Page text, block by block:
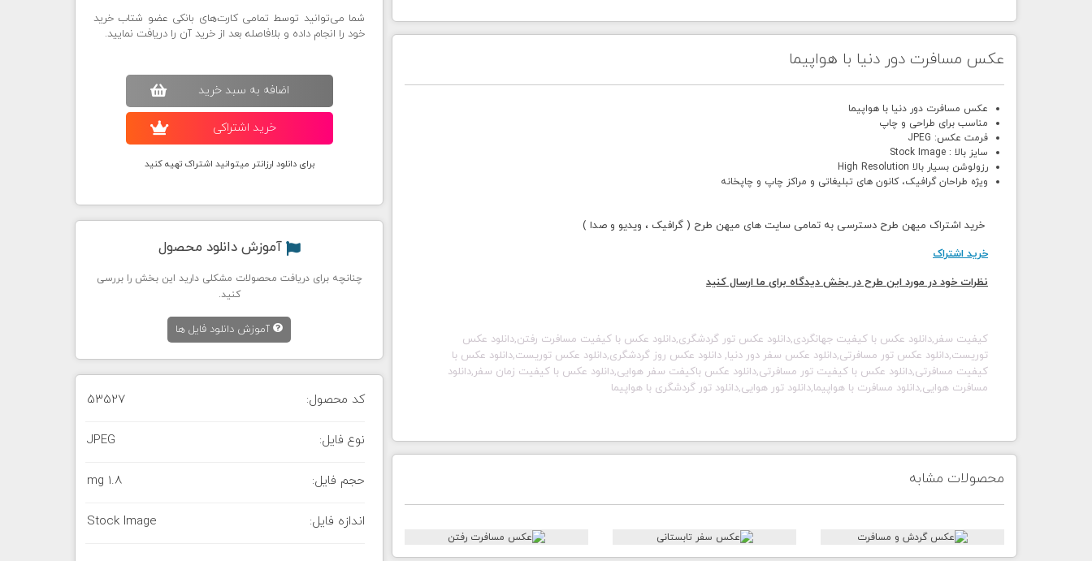
عکس مسافرت دور دنیا با هواپیما
عکس مسافرت دور دنیا با هواپیما
مناسب برای طراحی و چاپ
فرمت عکس: JPEG
سایز بالا : Stock Image
رزولوشن بسیار بالا High Resolution
ویژه طراحان گرافیک، کانون های تبلیغاتی و مراکز چاپ و چاپخانه
خرید اشتراک میهن طرح دسترسی به تمامی سایت های میهن طرح ( گرافیک ، ویدیو و صدا )
خرید اشتراک
نظرات خود در مورد این طرح در بخش دیدگاه برای ما ارسال کنید
کیفیت سفر,دانلود عکس با کیفیت جهانگردی,دانلود عکس تور گردشگری,دانلود عکس با کیفیت مسافرت رفتن,دانلود عکس
توریست,دانلود عکس تور مسافرتی,دانلود عکس سفر دور دنیا, دانلود عکس روز گردشگری,دانلود عکس توریست,دانلود عکس با
کیفیت مسافرتی,دانلود عکس با کیفیت تور مسافرتی,دانلود عکس باکیفت سفر هوایی,دانلود عکس با کیفیت زمان سفر,دانلود
مسافرت هوایی,دانلود مسافرت با هواپیما,دانلود تور هوایی,دانلود تور گردشگری با هواپیما
محصولات مشابه
شما می‌توانید توسط تمامی کارت‌های بانکی عضو شتاب خرید
خود را انجام داده و بلافاصله بعد از خرید آن را دریافت نمایید.
اضافه به سبد خريد
خريد اشتراکی
برای دانلود ارزانتر میتوانید اشتراک تهیه کنید
آموزش دانلود محصول
چنانچه برای دریافت محصولات مشکلی دارید این بخش را بررسی
کنید.
آموزش دانلود فایل ها
کد محصول: 53527
نوع فایل: JPEG
حجم فایل: 1.8 mg
اندازه فایل: Stock Image